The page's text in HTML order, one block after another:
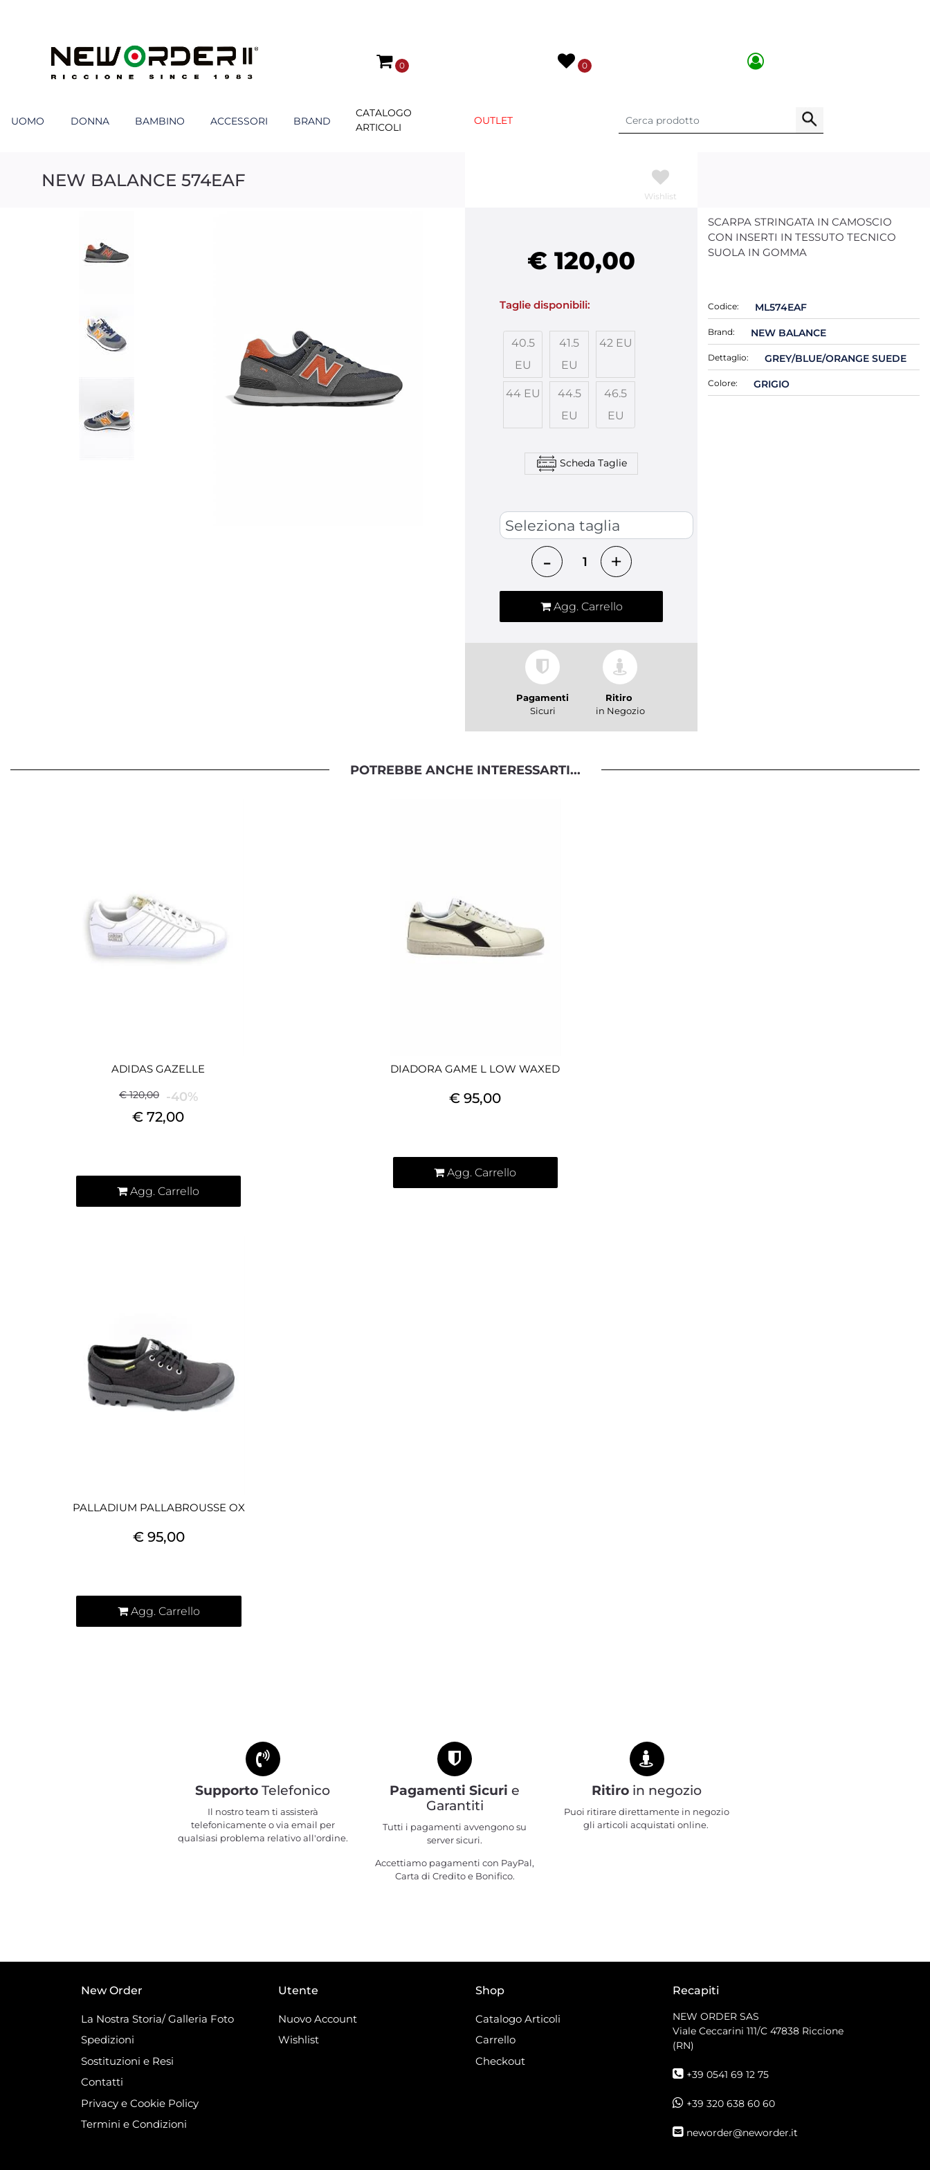
0 0
UOMO DONNA BAMBINO ACCESSORI BRAND
CATALOGO
ARTICOLI
OUTLET
NEW BALANCE 574EAF
Wishlist
€ 120,00
Taglie disponibili:
40.5
EU
41.5
EU
42 EU
44 EU
44.5
EU
46.5
EU
Scheda Taglie
Quantità
Agg. Carrello
Pagamenti
Sicuri
Ritiro
in Negozio
SCARPA STRINGATA IN CAMOSCIO
CON INSERTI IN TESSUTO TECNICO
SUOLA IN GOMMA
Codice: ML574EAF
Brand: NEW BALANCE
Dettaglio: GREY/BLUE/ORANGE SUEDE
Colore: GRIGIO
POTREBBE ANCHE INTERESSARTI...
ADIDAS GAZELLE
€ 120,00 -40%
€ 72,00
Agg. Carrello
DIADORA GAME L LOW WAXED
€ 95,00
Agg. Carrello
PALLADIUM PALLABROUSSE OX
€ 95,00
Agg. Carrello
Supporto Telefonico
Il nostro team ti assisterà
telefonicamente o via email per
qualsiasi problema relativo all'ordine.
Pagamenti Sicuri e
Garantiti
Tutti i pagamenti avvengono su
server sicuri.
Accettiamo pagamenti con PayPal,
Carta di Credito e Bonifico.
Ritiro in negozio
Puoi ritirare direttamente in negozio
gli articoli acquistati online.
New Order
La Nostra Storia/ Galleria Foto
Spedizioni
Sostituzioni e Resi
Contatti
Privacy e Cookie Policy
Termini e Condizioni
Utente
Nuovo Account
Wishlist
Shop
Catalogo Articoli
Carrello
Checkout
Recapiti
NEW ORDER SAS
Viale Ceccarini 111/C 47838 Riccione
(RN)
+39 0541 69 12 75
+39 320 638 60 60
neworder@neworder.it